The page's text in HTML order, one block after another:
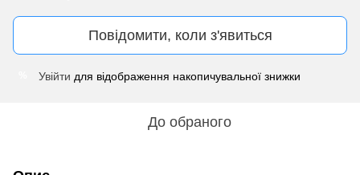
Повідомити, коли з'явиться
Увійти для відображення накопичувальної знижки
До обраного